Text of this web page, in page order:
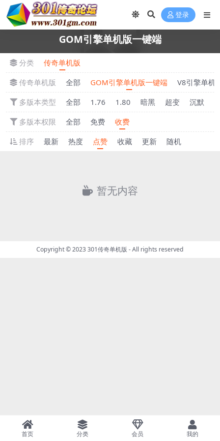
登录
GOM引擎单机版一键端
分类
传奇单机版
传奇单机版
全部 GOM引擎单机版一键端
V8引擎单机
多版本类型
全部 1.76 1.80 暗黑 超变 沉默
多版本权限
全部 免费
收费
排序
最新 热度 点赞 收藏 更新 随机
暂无内容
Copyright © 2023301传奇单机版 - All rights reserved
首页 分类 会员 我的